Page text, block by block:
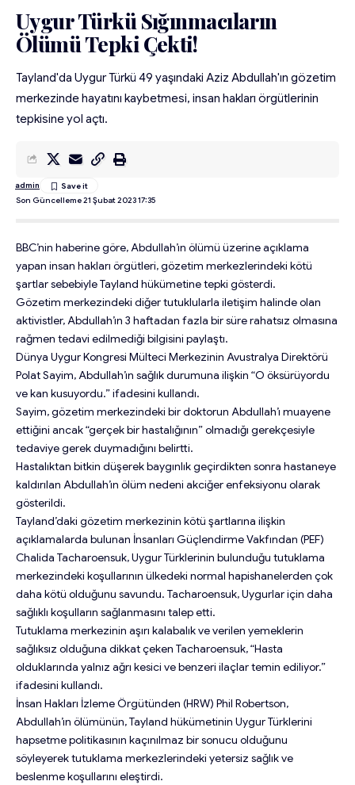
Uygur Türkü Sığınmacıların
Ölümü Tepki Çekti!
Tayland'da Uygur Türkü 49 yaşındaki Aziz Abdullah'ın gözetim
merkezinde hayatını kaybetmesi, insan hakları örgütlerinin
tepkisine yol açtı.
Son Güncelleme 21 Şubat 2023 17:35
admin
BBC’nin haberine göre, Abdullah’ın ölümü üzerine açıklama
yapan insan hakları örgütleri, gözetim merkezlerindeki kötü
şartlar sebebiyle Tayland hükümetine tepki gösterdi.
Gözetim merkezindeki diğer tutuklularla iletişim halinde olan
aktivistler, Abdullah’ın 3 haftadan fazla bir süre rahatsız olmasına
rağmen tedavi edilmediği bilgisini paylaştı.
Dünya Uygur Kongresi Mülteci Merkezinin Avustralya Direktörü
Polat Sayim, Abdullah’ın sağlık durumuna ilişkin “O öksürüyordu
ve kan kusuyordu.” ifadesini kullandı.
Sayim, gözetim merkezindeki bir doktorun Abdullah’ı muayene
ettiğini ancak “gerçek bir hastalığının” olmadığı gerekçesiyle
tedaviye gerek duymadığını belirtti.
Hastalıktan bitkin düşerek baygınlık geçirdikten sonra hastaneye
kaldırılan Abdullah’ın ölüm nedeni akciğer enfeksiyonu olarak
gösterildi.
Tayland’daki gözetim merkezinin kötü şartlarına ilişkin
açıklamalarda bulunan İnsanları Güçlendirme Vakfından (PEF)
Chalida Tacharoensuk, Uygur Türklerinin bulunduğu tutuklama
merkezindeki koşullarının ülkedeki normal hapishanelerden çok
daha kötü olduğunu savundu. Tacharoensuk, Uygurlar için daha
sağlıklı koşulların sağlanmasını talep etti.
Tutuklama merkezinin aşırı kalabalık ve verilen yemeklerin
sağlıksız olduğuna dikkat çeken Tacharoensuk, “Hasta
olduklarında yalnız ağrı kesici ve benzeri ilaçlar temin ediliyor.”
ifadesini kullandı.
İnsan Hakları İzleme Örgütünden (HRW) Phil Robertson,
Abdullah’ın ölümünün, Tayland hükümetinin Uygur Türklerini
hapsetme politikasının kaçınılmaz bir sonucu olduğunu
söyleyerek tutuklama merkezlerindeki yetersiz sağlık ve
beslenme koşullarını eleştirdi.